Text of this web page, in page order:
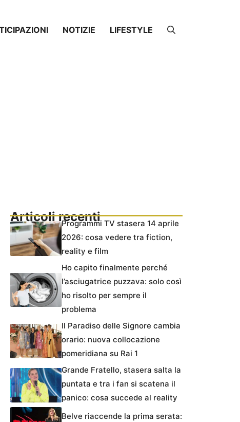
NOTIZIE LIFESTYLE
Articoli recentiProgrammi TV stasera 14 aprile
2026: cosa vedere tra fiction,
reality e film
Ho capito finalmente perché
l’asciugatrice puzzava: solo così
ho risolto per sempre il
problema
Il Paradiso delle Signore cambia
orario: nuova collocazione
pomeridiana su Rai 1
Grande Fratello, stasera salta la
puntata e tra i fan si scatena il
panico: cosa succede al reality
Belve riaccende la prima serata: